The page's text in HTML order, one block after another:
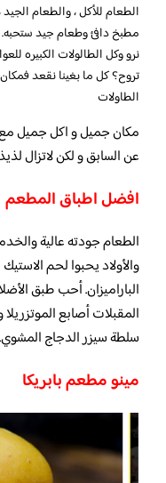
الطعام للأكل ، والطعام
مطبخ دافئ وطعام جيد
نرو وكل الطالولات الكبيره
تروح؟ كل ما بغينا نقعد
الطاولات
مكان جميل و اكل جميل مع
عن السابق و لكن لاتزال
افضل اطباق المطعم
الطعام جودته عالية
والأولاد يحبوا لحم
الباراميزان. أحب طبق
المقبلات أصابع
سلطة سيزر الدجاج المشوي.
مينو مطعم بابريكا